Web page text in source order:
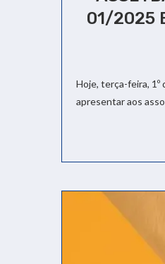
01/2025
Hoje, terça-feira, 1º
apresentar aos